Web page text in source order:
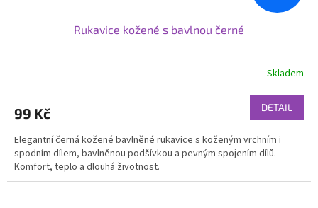
Rukavice kožené s bavlnou černé
Skladem
99 Kč DETAIL
Elegantní černá kožené bavlněné rukavice s koženým vrchním i
spodním dílem, bavlněnou podšívkou a pevným spojením dílů.
Komfort, teplo a dlouhá životnost.